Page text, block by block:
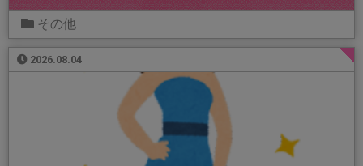
その他
2026.08.04